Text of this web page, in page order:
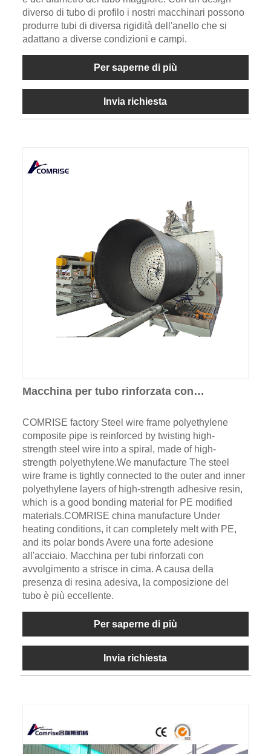
diverso di tubo di profilo i nostri macchinari possono
produrre tubi di diversa rigidità dell'anello che si
adattano a diverse condizioni e campi.
Per saperne di più
Invia richiesta
Macchina per tubo rinforzata con
COMRISE factory Steel wire frame polyethylene
composite pipe is reinforced by twisting high-
strength steel wire into a spiral, made of high-
strength polyethylene.We manufacture The steel
wire frame is tightly connected to the outer and inner
polyethylene layers of high-strength adhesive resin,
which is a good bonding material for PE modified
materials.COMRISE china manufacture Under
heating conditions, it can completely melt with PE,
and its polar bonds Avere una forte adesione
all'acciaio. Macchina per tubi rinforzati con
avvolgimento a strisce in cima. A causa della
presenza di resina adesiva, la composizione del
tubo è più eccellente.
Per saperne di più
Invia richiesta